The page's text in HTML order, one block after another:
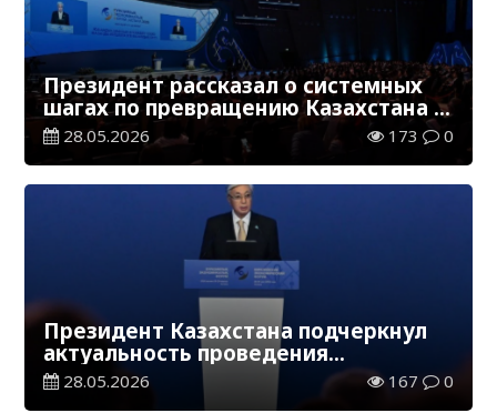
Президент рассказал о системных
шагах по превращению Казахстана в
цифровое государство
28.05.2026 173 0
Президент Казахстана подчеркнул
актуальность проведения
нынешнего Форума на фоне
глобальной неопределенности
28.05.2026 167 0